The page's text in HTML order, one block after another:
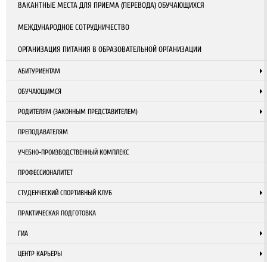
ВАКАНТНЫЕ МЕСТА ДЛЯ ПРИЕМА (ПЕРЕВОДА) ОБУЧАЮЩИХСЯ
МЕЖДУНАРОДНОЕ СОТРУДНИЧЕСТВО
ОРГАНИЗАЦИЯ ПИТАНИЯ В ОБРАЗОВАТЕЛЬНОЙ ОРГАНИЗАЦИИ
АБИТУРИЕНТАМ
ОБУЧАЮЩИМСЯ
РОДИТЕЛЯМ (ЗАКОННЫМ ПРЕДСТАВИТЕЛЕМ)
ПРЕПОДАВАТЕЛЯМ
УЧЕБНО-ПРОИЗВОДСТВЕННЫЙ КОМПЛЕКС
ПРОФЕССИОНАЛИТЕТ
СТУДЕНЧЕСКИЙ СПОРТИВНЫЙ КЛУБ
ПРАКТИЧЕСКАЯ ПОДГОТОВКА
ГИА
ЦЕНТР КАРЬЕРЫ